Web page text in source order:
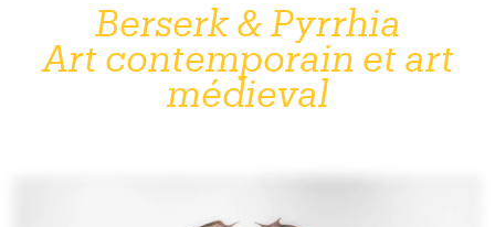
Berserk & Pyrrhia
Art contemporain et art
médieval